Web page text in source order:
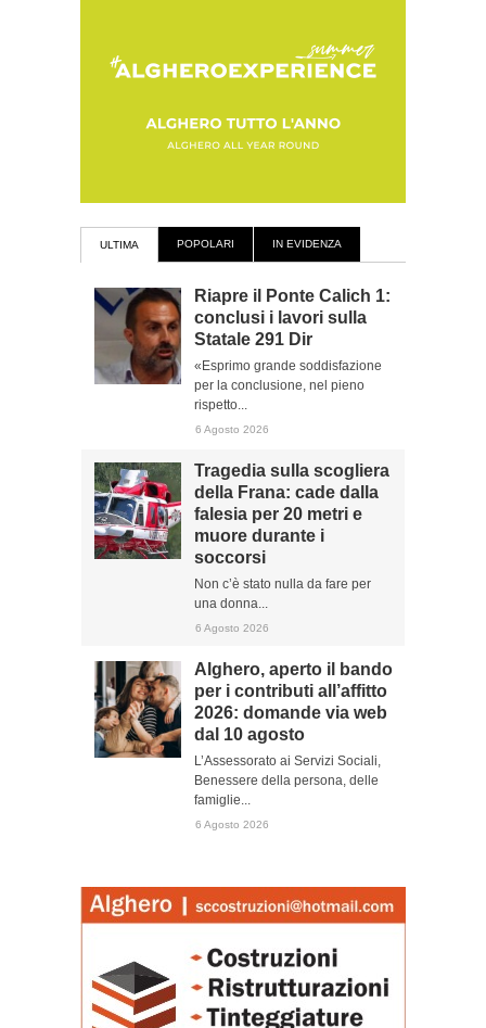
ULTIMA POPOLARI IN EVIDENZA
Riapre il Ponte Calich 1:
conclusi i lavori sulla
Statale 291 Dir
«Esprimo grande soddisfazione
per la conclusione, nel pieno
rispetto...
6 Agosto 2026
Tragedia sulla scogliera
della Frana: cade dalla
falesia per 20 metri e
muore durante i
soccorsi
Non c’è stato nulla da fare per
una donna...
6 Agosto 2026
Alghero, aperto il bando
per i contributi all’affitto
2026: domande via web
dal 10 agosto
L’Assessorato ai Servizi Sociali,
Benessere della persona, delle
famiglie...
6 Agosto 2026